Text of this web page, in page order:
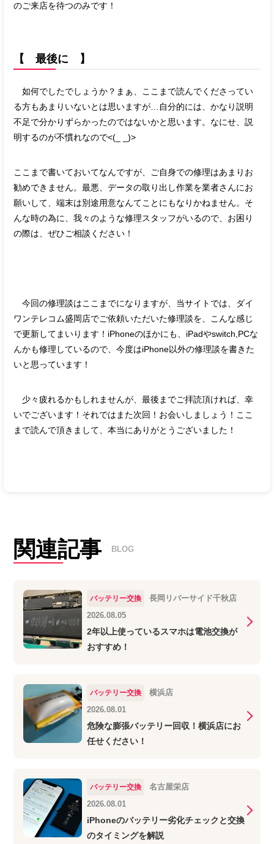
のご来店を待つのみです！
【 最後に 】
如何でしたでしょうか？まぁ、ここまで読んでくださってい
る方もあまりいないとは思いますが…自分的には、かなり説明
不足で分かりずらかったのではないかと思います。なにせ、説
明するのが不慣れなので<(_ _)>
ここまで書いておいてなんですが、ご自身での修理はあまりお
勧めできません。最悪、データの取り出し作業を業者さんにお
願いして、端末は別途用意なんてことにもなりかねません。そ
んな時の為に、我々のような修理スタッフがいるので、お困り
の際は、ぜひご相談ください！
今回の修理談はここまでになりますが、当サイトでは、ダイ
ワンテレコム盛岡店でご依頼いただいた修理談を、こんな感じ
で更新してまいります！iPhoneのほかにも、iPadやswitch,PCな
んかも修理しているので、今度はiPhone以外の修理談を書きた
いと思っています！
少々疲れるかもしれませんが、最後までご拝読頂ければ、幸
いでございます！それではまた次回！お会いしましょう！ここ
まで読んで頂きまして、本当にありがとうございました！
関連記事 BLOG
バッテリー交換
長岡リバーサイド千秋店
2026.08.05
2年以上使っているスマホは電池交換が
おすすめ！
バッテリー交換
横浜店
2026.08.01
危険な膨張バッテリー回収！横浜店にお
任せください！
バッテリー交換
名古屋栄店
2026.08.01
iPhoneのバッテリー劣化チェックと交換
のタイミングを解説